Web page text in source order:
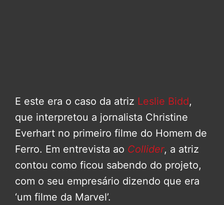
E este era o caso da atriz Leslie Bidd,
que interpretou a jornalista Christine
Everhart no primeiro filme do Homem de
Ferro. Em entrevista ao Collider, a atriz
contou como ficou sabendo do projeto,
com o seu empresário dizendo que era
‘um filme da Marvel’.